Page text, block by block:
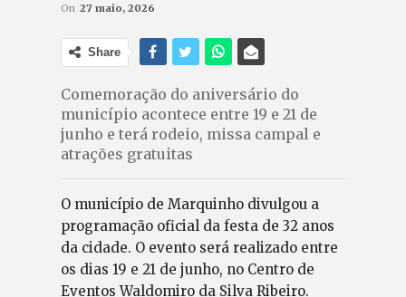
On 27 maio, 2026
Share
Comemoração do aniversário do
município acontece entre 19 e 21 de
junho e terá rodeio, missa campal e
atrações gratuitas
O município de Marquinho divulgou a
programação oficial da festa de 32 anos
da cidade. O evento será realizado entre
os dias 19 e 21 de junho, no Centro de
Eventos Waldomiro da Silva Ribeiro.